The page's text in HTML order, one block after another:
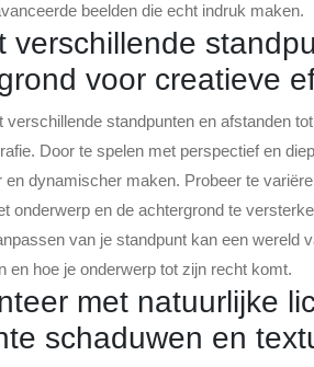
beelden die echt indruk maken.
verschillende
voor creatieve
verschillende standpunten en afstanden
Door te spelen met perspectief en
en dynamischer maken. Probeer te
onderwerp en de achtergrond te
van je standpunt kan een wereld
en hoe je onderwerp tot zijn recht komt.
met natuurlijke
schaduwen en